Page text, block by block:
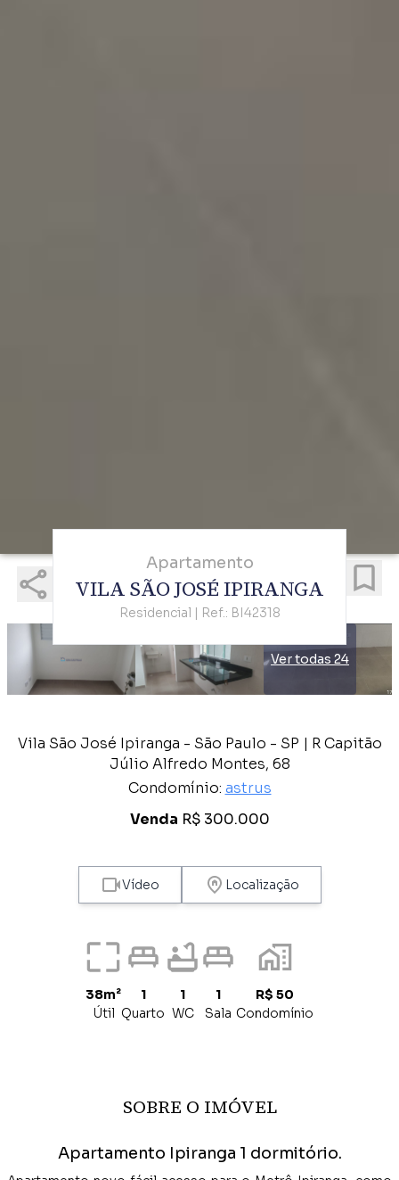
Apartamento
VILA SÃO JOSÉ IPIRANGA
Residencial | Ref.: BI42318
Ver todas 24
Vila São José Ipiranga - São Paulo - SP | R Capitão
Júlio Alfredo Montes, 68
Condomínio: astrus
Venda R$ 300.000
Vídeo Localização
38m²
Útil
1
Quarto
1
WC
1
Sala
R$ 50
Condomínio
SOBRE O IMÓVEL
Apartamento Ipiranga 1 dormitório.